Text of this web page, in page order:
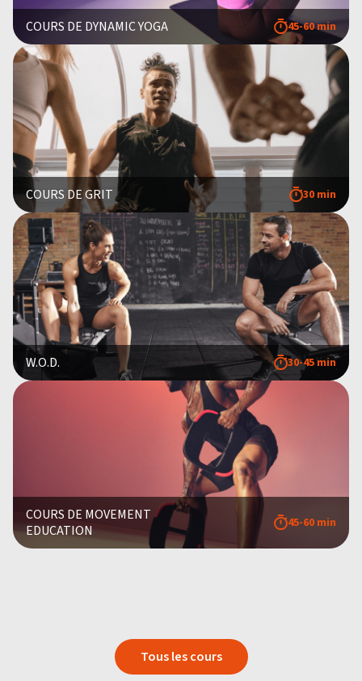
COURS DE DYNAMIC YOGA 45-60 min
COURS DE GRIT 30 min
W.O.D. 30-45 min
COURS DE MOVEMENT
EDUCATION
45-60 min
Tous les cours